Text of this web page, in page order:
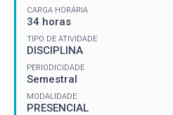
CARGA HORÁRIA
34 horas
TIPO DE ATIVIDADE
DISCIPLINA
PERIODICIDADE
Semestral
MODALIDADE
PRESENCIAL